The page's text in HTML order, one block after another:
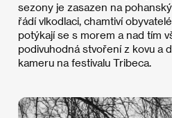
sezony je zasazen na
řádí vlkodlaci, chamtiví
potýkají se s morem a nad tím
podivuhodná stvoření z kovu a
kameru na festivalu Tribeca.